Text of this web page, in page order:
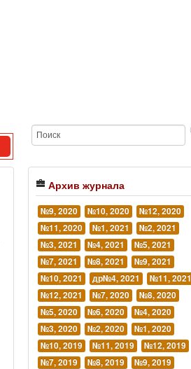
Архив журнала
№9, 2020 №10, 2020
№12, 2020
№11, 2020
№1, 2021
№2, 2021
№3, 2021
№4, 2021
№5, 2021
№7, 2021
№8, 2021
№9, 2021
№10, 2021
др№4, 2021
№11, 2021
№12, 2021
№7, 2020
№8, 2020
№5, 2020
№6, 2020
№4, 2020
№3, 2020
№2, 2020
№1, 2020
№10, 2019
№11, 2019
№12, 2019
№7, 2019
№8, 2019
№9, 2019